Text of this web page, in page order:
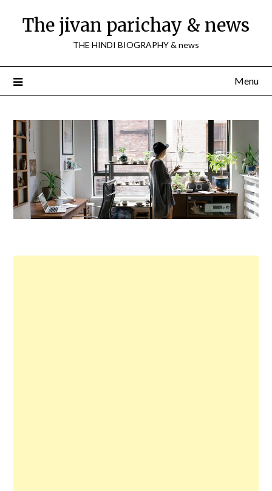
The jivan parichay & news
THE HINDI BIOGRAPHY & news
Menu